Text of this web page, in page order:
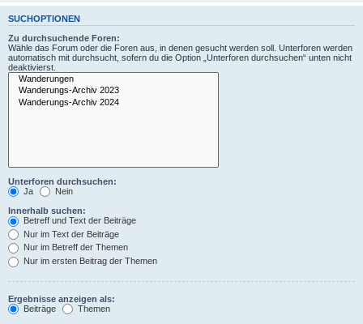
SUCHOPTIONEN
Zu durchsuchende Foren:
Wähle das Forum oder die Foren aus, in denen gesucht werden soll. Unterforen werden
automatisch mit durchsucht, sofern du die Option „Unterforen durchsuchen“ unten nicht
deaktivierst.
Unterforen durchsuchen:
Ja
Nein
Innerhalb suchen:
Betreff und Text der Beiträge
Nur im Text der Beiträge
Nur im Betreff der Themen
Nur im ersten Beitrag der Themen
Ergebnisse anzeigen als:
Beiträge
Themen